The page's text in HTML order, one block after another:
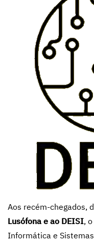
Aos recém-chegados,
Lusófona e ao DEISI,
Informática e